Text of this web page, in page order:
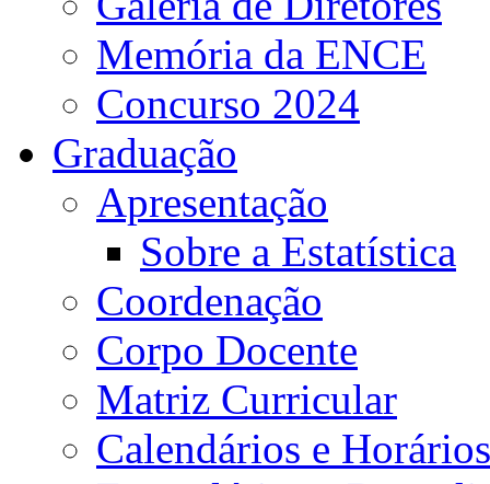
Memória da ENCE
Concurso 2024
Graduação
Apresentação
Sobre a Estatística
Coordenação
Corpo Docente
Matriz Curricular
Calendários e Horários